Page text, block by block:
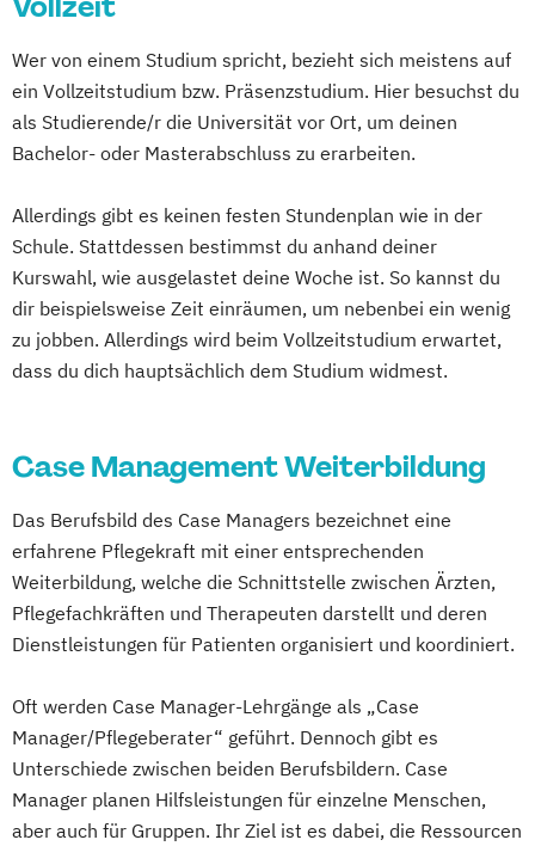
Praxisanleitung für Pflegeberufe
Qualitätsbeauftragter in Einrichtungen der
Pflege
Verantwortliche Pflegefachkraft nach §71
Magdeburg
Mönchenglabdach München Münster
Neubrandenburg Nürnberg Osnabrück
Paderborn Potsdam Regensburg
Rosenheim Rostock Saarbrücken
Suhl
Trier Tübingen Ulm Vechta
Villingen-Schwenningen Wuppertal
Würzburg
Case-Management in Gesundheits-
Diabetesassistent
Fachkraft für Intensivpflege und
Anästhesie
Geriatrische Pflege
Gerontopsychiatrische Pflege
Häusliche psychiatrische
Fachkrankenpflege
Palliative Care
Pflege- und Sozialmanager
Schmerzmanagement in der Pflege
Verfahrenspfleger
Wer von einem Studium spricht, bezieht sich meistens auf
ein Vollzeitstudium bzw. Präsenzstudium. Hier besuchst du
als Studierende/r die Universität vor Ort, um deinen
Bachelor- oder Masterabschluss zu erarbeiten.
Allerdings gibt es keinen festen Stundenplan wie in der
Schule. Stattdessen bestimmst du anhand deiner
Kurswahl, wie ausgelastet deine Woche ist. So kannst du
dir beispielsweise Zeit einräumen, um nebenbei ein wenig
zu jobben. Allerdings wird beim Vollzeitstudium erwartet,
dass du dich hauptsächlich dem Studium widmest.
Case Management Weiterbildung
Das Berufsbild des Case Managers bezeichnet eine
erfahrene Pflegekraft mit einer entsprechenden
Weiterbildung, welche die Schnittstelle zwischen Ärzten,
Pflegefachkräften und Therapeuten darstellt und deren
Dienstleistungen für Patienten organisiert und koordiniert.
Oft werden Case Manager-Lehrgänge als „Case
Manager/Pflegeberater“ geführt. Dennoch gibt es
Unterschiede zwischen beiden Berufsbildern. Case
Manager planen Hilfsleistungen für einzelne Menschen,
aber auch für Gruppen. Ihr Ziel ist es dabei, die Ressourcen